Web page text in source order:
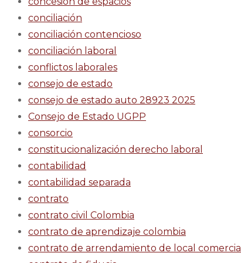
conciliación
conciliación contencioso
conciliación laboral
conflictos laborales
consejo de estado
consejo de estado auto 28923 2025
Consejo de Estado UGPP
consorcio
constitucionalización derecho laboral
contabilidad
contabilidad separada
contrato
contrato civil Colombia
contrato de aprendizaje colombia
contrato de arrendamiento de local comercial